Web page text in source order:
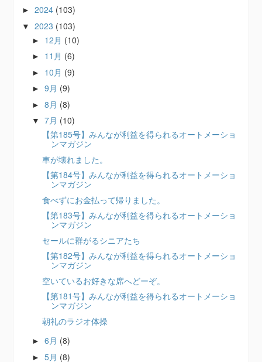
►2024 (103)
▼2023 (103)
► 12月 (10)
► 11月 (6)
► 10月 (9)
►9月 (9)
►8月 (8)
▼7月 (10)
【第185号】みんなが利益を得られるオートメーショ
ンマガジン
車が壊れました。
【第184号】みんなが利益を得られるオートメーショ
ンマガジン
食べずにお金払って帰りました。
【第183号】みんなが利益を得られるオートメーショ
ンマガジン
セールに群がるシニアたち
【第182号】みんなが利益を得られるオートメーショ
ンマガジン
空いているお好きな席へどーぞ。
【第181号】みんなが利益を得られるオートメーショ
ンマガジン
朝礼のラジオ体操
►6月 (8)
►5月 (8)